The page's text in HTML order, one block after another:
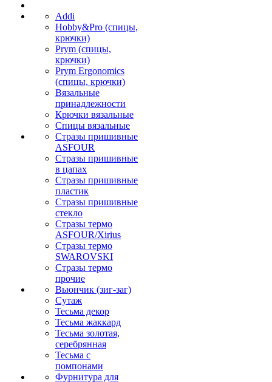
Addi
Hobby&Pro (спицы,
крючки)
Prym (спицы,
крючки)
Prym Ergonomics
(спицы, крючки)
Вязальные
принадлежности
Крючки вязальные
Спицы вязальные
Стразы пришивные
ASFOUR
Стразы пришивные
в цапах
Стразы пришивные
пластик
Стразы пришивные
стекло
Стразы термо
ASFOUR/Xirius
Стразы термо
SWAROVSKI
Стразы термо
прочие
Вьюнчик (зиг-заг)
Сутаж
Тесьма декор
Тесьма жаккард
Тесьма золотая,
серебрянная
Тесьма с
помпонами
Фурнитура для